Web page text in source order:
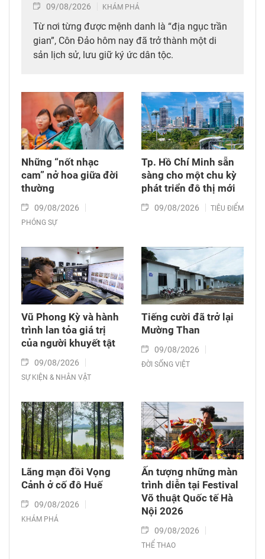
09/08/2026 KHÁM PHÁ
Từ nơi từng được mệnh danh là “địa ngục trần
gian”, Côn Đảo hôm nay đã trở thành một di
sản lịch sử, lưu giữ ký ức dân tộc.
Những “nốt nhạc
cam” nở hoa giữa đời
thường
09/08/2026
PHÓNG SỰ
Tp. Hồ Chí Minh sẵn
sàng cho một chu kỳ
phát triển đô thị mới
09/08/2026 TIÊU ĐIỂM
Vũ Phong Kỳ và hành
trình lan tỏa giá trị
của người khuyết tật
09/08/2026
SỰ KIỆN & NHÂN VẬT
Tiếng cười đã trở lại
Mường Than
09/08/2026
ĐỜI SỐNG VIỆT
Lãng mạn đồi Vọng
Cảnh ở cố đô Huế
09/08/2026
KHÁM PHÁ
Ấn tượng những màn
trình diễn tại Festival
Võ thuật Quốc tế Hà
Nội 2026
09/08/2026
THỂ THAO